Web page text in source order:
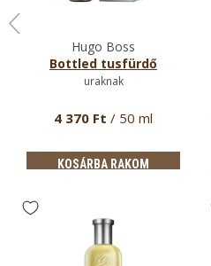
Hugo Boss
Bottled tusfürdő
uraknak
4 370 Ft / 50 ml
KOSÁRBA RAKOM